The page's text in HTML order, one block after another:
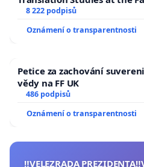
University
8 222 podpisů
Oznámení o transparentnosti
Petice za zachování
vědy na FF UK
486 podpisů
Oznámení o transparentnosti
‼️VELEZRADA